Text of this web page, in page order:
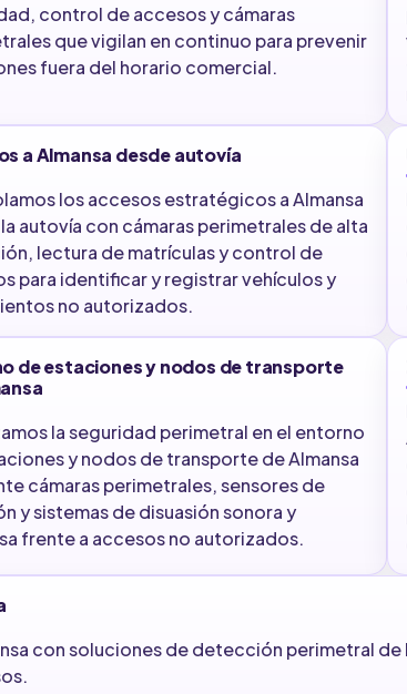
control de accesos y cámaras
que vigilan en continuo para prevenir
fuera del horario comercial.
a Almansa desde autovía
los accesos estratégicos a Almansa
autovía con cámaras perimetrales de alta
lectura de matrículas y control de
para identificar y registrar vehículos y
no autorizados.
de estaciones y nodos de transporte
la seguridad perimetral en el entorno
y nodos de transporte de Almansa
cámaras perimetrales, sensores de
y sistemas de disuasión sonora y
frente a accesos no autorizados.
con soluciones de detección perimetral